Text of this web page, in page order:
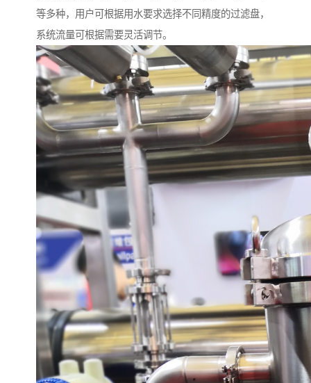
等多种，用户可根据用水要求选择不同精度的过滤盘，
系统流量可根据需要灵活调节。